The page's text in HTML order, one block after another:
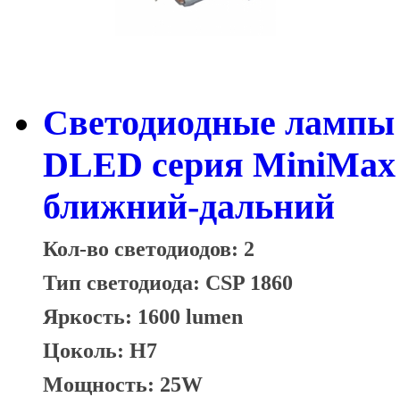
Светодиодные лампы
DLED серия
ближний-дальний
Кол-во светодиодов: 2
Тип светодиода: CSP 1860
Яркость: 1600 lumen
Цоколь: H7
Мощность: 25W